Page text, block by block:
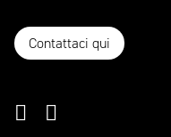
Contattaci qui